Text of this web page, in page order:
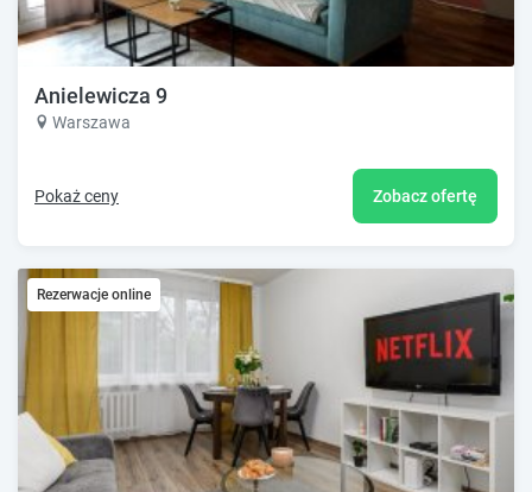
Anielewicza 9
Warszawa
Pokaż ceny Zobacz ofertę
Rezerwacje online